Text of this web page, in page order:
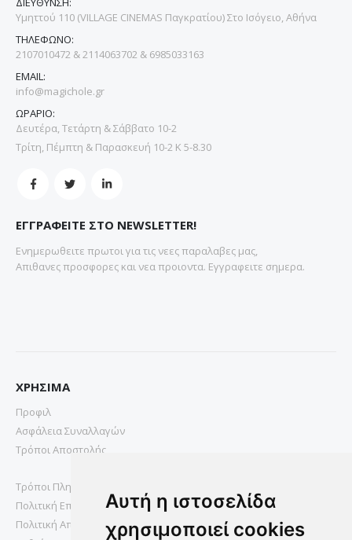
Αυτή η ιστοσελίδα
χρησιμοποιεί cookies
Υμηττού 110 (VILLAGE CINEMAS Παγκρατίου) Στο Ισόγειο, Αθήνα
ΤΗΛΕΦΩΝΟ:
2107010472 & 2114063702 & 6985033163
EMAIL:
info@magichole.gr
ΩΡΑΡΙΟ:
Δευτέρα, Τετάρτη & Σάββατο 10-2
Τρίτη, Πέμπτη & Παρασκευή 10-2 Κ 5-8.30
ΕΓΓΡΑΦΕΙΤΕ ΣΤΟ NEWSLETTER!
Ενημερωθειτε πρωτοι για τις νεες παραλαβες μας,
Απιθανες προσφορες και νεα προιοντα. Εγγραφειτε σημερα.
ΧΡΗΣΙΜΑ
Προφιλ
Ασφάλεια Συναλλαγών
Τρόποι Αποστολής
Τρόποι Πληρωμής
Πολιτική Επιστροφών
Πολιτική Απορρήτου